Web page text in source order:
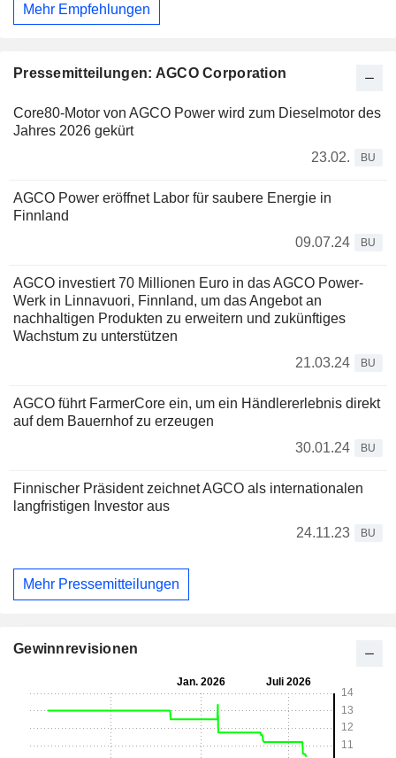
Mehr Empfehlungen
Pressemitteilungen: AGCO Corporation
Core80-Motor von AGCO Power wird zum Dieselmotor des
Jahres 2026 gekürt
23.02.
BU
AGCO Power eröffnet Labor für saubere Energie in
Finnland
09.07.24
BU
AGCO investiert 70 Millionen Euro in das AGCO Power-
Werk in Linnavuori, Finnland, um das Angebot an
nachhaltigen Produkten zu erweitern und zukünftiges
Wachstum zu unterstützen
21.03.24
BU
AGCO führt FarmerCore ein, um ein Händlererlebnis direkt
auf dem Bauernhof zu erzeugen
30.01.24
BU
Finnischer Präsident zeichnet AGCO als internationalen
langfristigen Investor aus
24.11.23
BU
Mehr Pressemitteilungen
Gewinnrevisionen